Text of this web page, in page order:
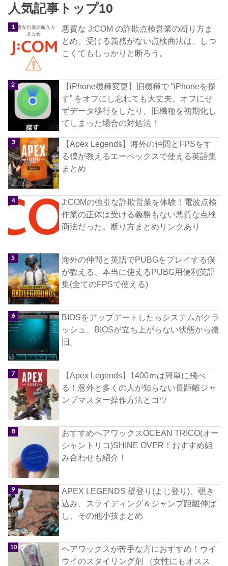
人気記事トップ10
悪質な J:COM の詐欺点検営業の断り方ま
とめ。受ける義務がない点検商法は、しつ
こくてもしっかりと断ろう。
【iPhone機種変更】旧機種で “iPhoneを探
す” をオフにし忘れても大丈夫。オフにせ
ずデータ移行をしたり、旧機種を初期化し
てしまった場合の対処法！
【Apex Legends】海外の仲間とFPSをす
る僕が教えるエーペックスで使える英語集
まとめ
J:COMの強引な詐欺営業を体験！電波点検
作業の正体は受ける義務もない悪質な点検
商法だった。断り方まとめリンクあり
海外の仲間と英語でPUBGをプレイする僕
が教える、本当に使えるPUBG用便利英語
集(全てのFPSで使える)
BIOSをアップデートしたらシステムがクラ
ッシュ、BIOSが立ち上がらない状態から復
旧。
【Apex Legends】1400ｍは簡単に飛べ
る！意外と多くの人が知らない長距離ジャ
ンプマスター操作方法とコツ
おすすめヘアワックスOCEAN TRICO(オー
シャントリコ)SHINE OVER！おすすめ組
み合わせも紹介！
APEX LEGENDS 壁登り(よじ登り)、覗き
込み、スライディング＆ジャンプ距離伸ば
し、その他小技まとめ
ヘアワックスが苦手な方におすすめ！ウイ
ウイのスタイリング剤 （女性にもオスス